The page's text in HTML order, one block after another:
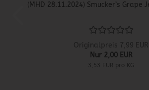
(MHD 28.11.2024) Smucker’s Grape
Originalpreis 7,99 EUR
Nur 2,00 EUR
3,53 EUR pro KG